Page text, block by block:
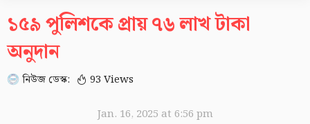
১৫৯ পুলিশকে প্রায় ৭৬ লাখ টাকা
অনুদান
নিউজ ডেস্ক: 93 Views
Jan. 16, 2025 at 6:56 pm